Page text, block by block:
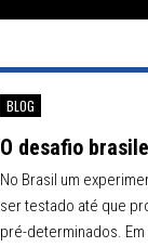
BLOG
O desafio
No Brasil um
ser testado até que
pré-determinados. Em